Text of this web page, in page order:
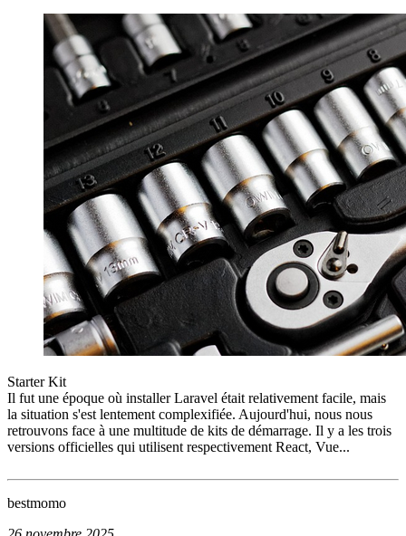
Starter Kit
Il fut une époque où installer Laravel était relativement facile, mais
la situation s'est lentement complexifiée. Aujourd'hui, nous nous
retrouvons face à une multitude de kits de démarrage. Il y a les trois
versions officielles qui utilisent respectivement React, Vue...
bestmomo